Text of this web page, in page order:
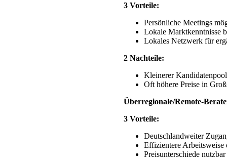
3 Vorteile:
Persönliche Meetings
Lokale Marktkenntnisse
Lokales Netzwerk für
2 Nachteile:
Kleinerer
Oft höhere Preise in
Überregionale/Remote-
3 Vorteile:
Deutschlandweiter
Effizientere Arbeitsweise
Preisunterschiede